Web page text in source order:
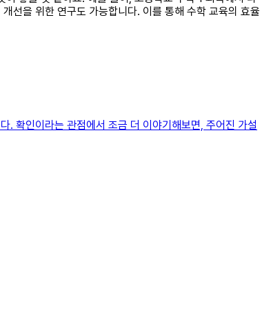
선을 위한 연구도 가능합니다. 이를 통해 수학 교육의 효율
. 확인이라는 관점에서 조금 더 이야기해보면, 주어진 가설